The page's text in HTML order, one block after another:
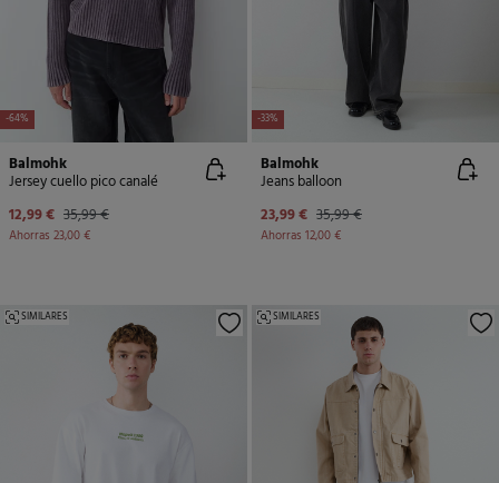
-64%
Balmohk
Jersey cuello pico canalé
12,99 € 35,99 €
Ahorras 23,00 €
-33%
Balmohk
Jeans balloon
23,99 € 35,99 €
Ahorras 12,00 €
SIMILARES SIMILARES